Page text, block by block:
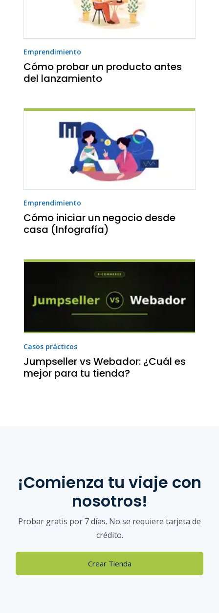
Emprendimiento
Cómo probar un producto antes
del lanzamiento
Emprendimiento
Cómo iniciar un negocio desde
casa (Infografía)
Casos prácticos
Jumpseller vs Webador: ¿Cuál es
mejor para tu tienda?
¡Comienza tu viaje con
nosotros!
Probar gratis por 7 días. No se requiere tarjeta de
crédito.
Crear Tienda